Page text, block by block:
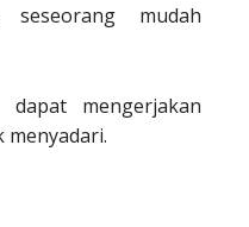
mudah
mengerjakan
menyadari.